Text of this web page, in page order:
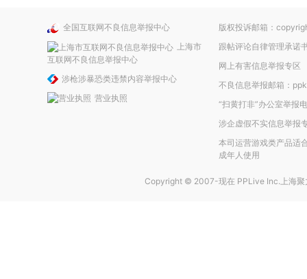
全国互联网不良信息举报中心
上海市
互联网不良信息举报中心
涉枪涉暴恐类违禁内容举报中心
营业执照
版权投诉邮箱：
跟帖评论自律管理承诺
网上有害信息举报专区
不良信息举报邮箱：
“扫黄打非”办公室举报
涉企虚假不实信息举报
本司运营游戏类产品适
成年人使用
Copyright © 2007-现在 PPLive Inc.上海